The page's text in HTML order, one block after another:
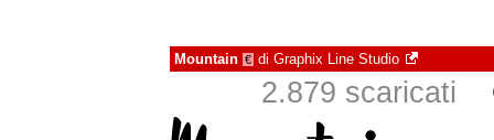
Mountain € di Graphix Line Studio
2.879 scaricati